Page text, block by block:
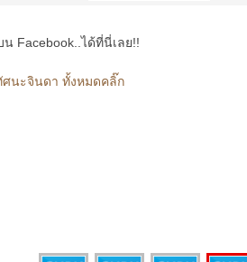
Facebook..ได้ที่นี่เลย!!
นะจินดา ทั้งหมดคลิ๊ก